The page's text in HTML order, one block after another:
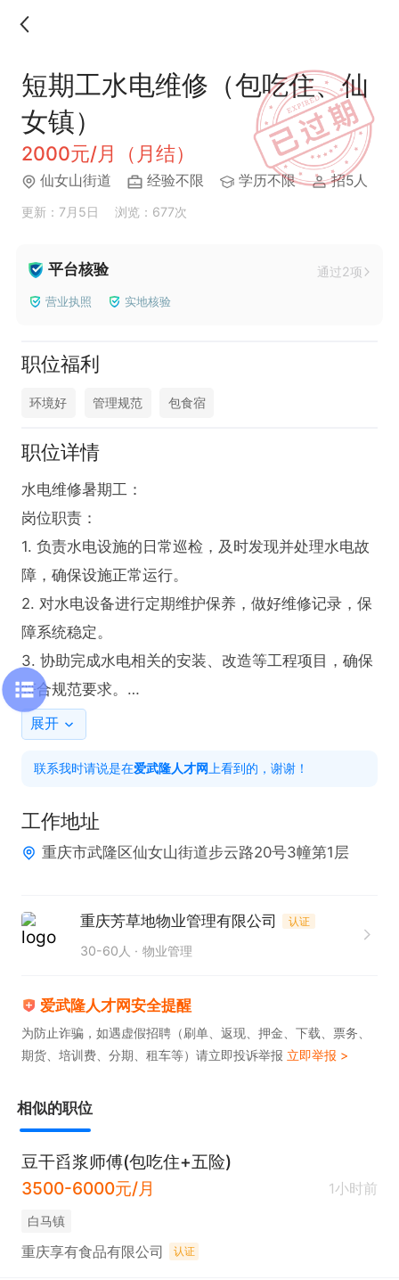
短期工水电维修（包吃住、仙
女镇）
2000元/月（月结）
仙女山街道 经验不限 学历不限 招5人
更新：7月5日 浏览：677次
平台核验 通过2项
营业执照 实地核验
职位福利
环境好 管理规范 包食宿
职位详情
水电维修暑期工：
岗位职责：
1. 负责水电设施的日常巡检，及时发现并处理水电故
障，确保设施正常运行。
2. 对水电设备进行定期维护保养，做好维修记录，保
障系统稳定。
3. 协助完成水电相关的安装、改造等工程项目，确保
符合规范要求。
校生，工作责任心强，有敬业精神，能吃苦。
展开
联系我时请说是在爱武隆人才网 上看到的，谢谢！
工作地址
重庆市武隆区仙女山街道步云路20号3幢第1层
重庆芳草地物业管理有限公司 认证
30-60人 物业管理
爱武隆人才网安全提醒
为防止诈骗，如遇虚假招聘（刷单、返现、押金、下载、票务、
期货、培训费、分期、租车等）请立即投诉举报 立即举报 >
相似的职位
豆干舀浆师傅(包吃住+五险)
3500-6000元/月
1小时前
白马镇
重庆享有食品有限公司 认证